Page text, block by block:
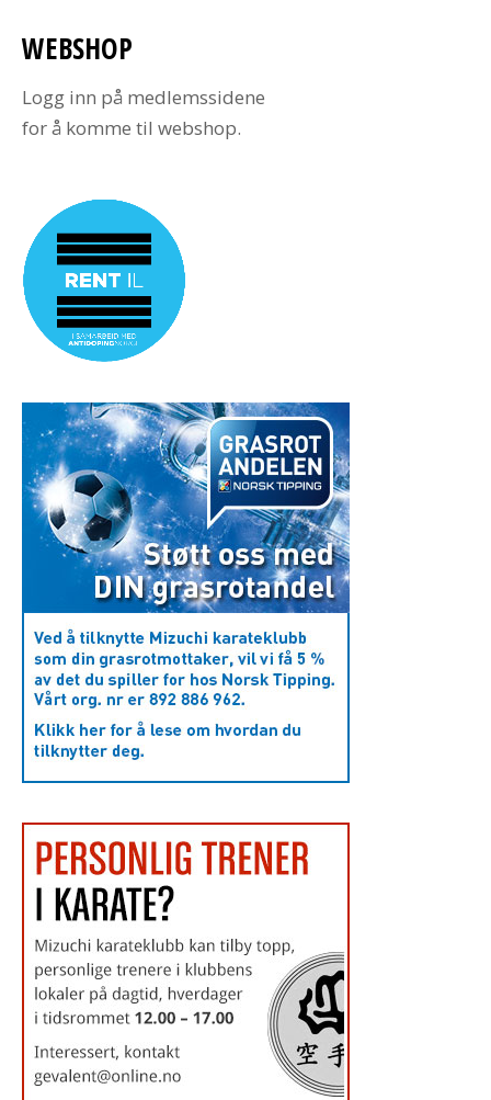
WEBSHOP
Logg inn på medlemssidene
for å komme til webshop.